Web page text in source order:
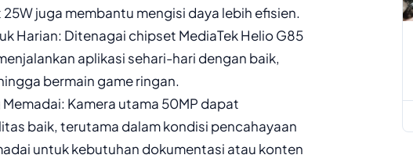
juga membantu mengisi daya lebih efisien.
Harian: Ditenagai chipset MediaTek Helio G85
aplikasi sehari-hari dengan baik,
bermain game ringan.
Kamera utama 50MP dapat
baik, terutama dalam kondisi pencahayaan
untuk kebutuhan dokumentasi atau konten